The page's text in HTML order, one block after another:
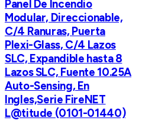
Panel De Incendio
Modular, Direccionable,
C/4 Ranuras, Puerta
Plexi-Glass, C/4 Lazos
SLC, Expandible hasta 8
Lazos SLC, Fuente 10.25A
Auto-Sensing, En
Ingles,Serie FireNET
L@titude (0101-01440)